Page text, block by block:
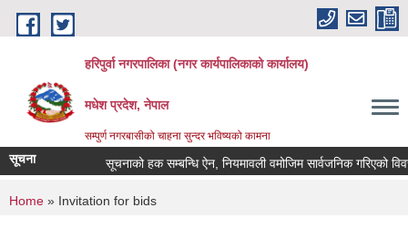
Skip to main content
हरिपुर्वा नगरपालिका (नगर कार्यपालिकाको कार्यालय)
मधेश प्रदेश, नेपाल
सम्पुर्ण नगरबासीको चाहना सुन्दर भविष्यको कामना
सूचना सूचनाको हक सम्बन्धि ऐन, नियमावली वमोजिम सार्वजनिक गरिएको
You are here
Home » Invitation for bids